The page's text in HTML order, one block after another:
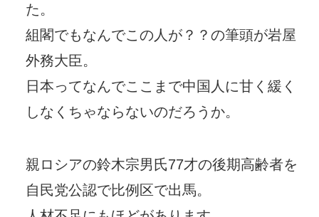
た。
組閣でもなんでこの人が？？の筆頭が岩屋
外務大臣。
日本ってなんでここまで中国人に甘く緩く
しなくちゃならないのだろうか。
親ロシアの鈴木宗男氏77才の後期高齢者を
自民党公認で比例区で出馬。